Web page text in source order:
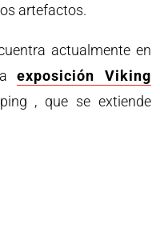
artefactos.
actualmente en
exposición Viking
, que se extiende